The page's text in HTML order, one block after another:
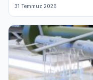
31 Temmuz 2026